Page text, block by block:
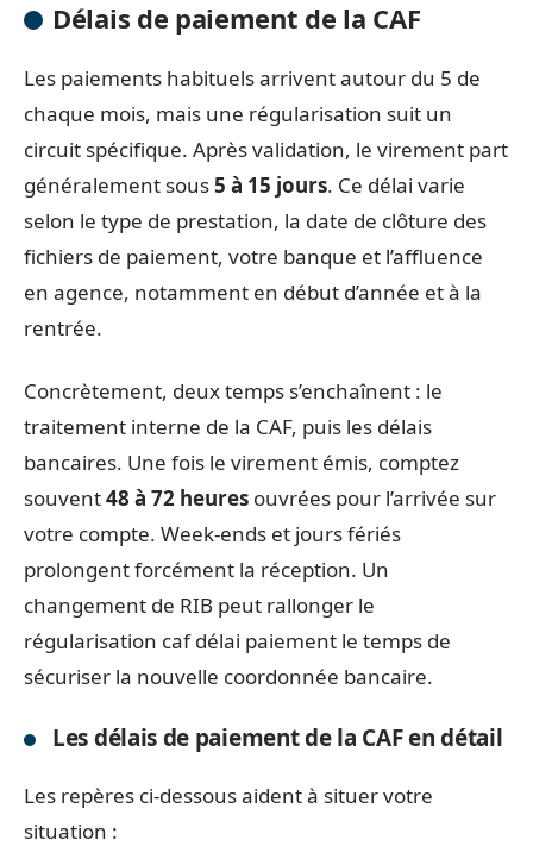
Délais de paiement de la CAF
Les paiements habituels arrivent autour du 5 de
chaque mois, mais une régularisation suit un
circuit spécifique. Après validation, le virement part
généralement sous5 à 15 jours. Ce délai varie
selon le type de prestation, la date de clôture des
fichiers de paiement, votre banque et l’affluence
en agence, notamment en début d’année et à la
rentrée.
Concrètement, deux temps s’enchaînent : le
traitement interne de la CAF, puis les délais
bancaires. Une fois le virement émis, comptez
souvent48 à 72 heures ouvrées pour l’arrivée sur
votre compte. Week-ends et jours fériés
prolongent forcément la réception. Un
changement de RIB peut rallonger le
régularisation caf délai paiement le temps de
sécuriser la nouvelle coordonnée bancaire.
Les délais de paiement de la CAF en détail
Les repères ci-dessous aident à situer votre
situation :